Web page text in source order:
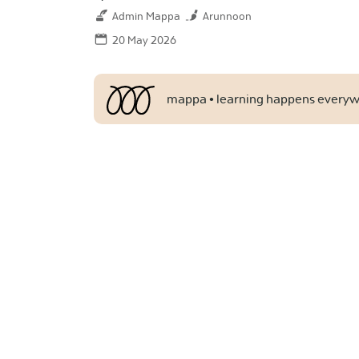
Admin Mappa
Arunnoon
20 May 2026
mappa • learning happens